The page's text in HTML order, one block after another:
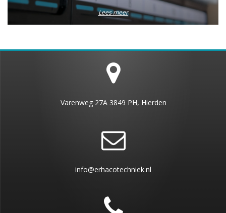
Lees meer
Varenweg 27A 3849 PH, Hierden
info@erhacotechniek.nl